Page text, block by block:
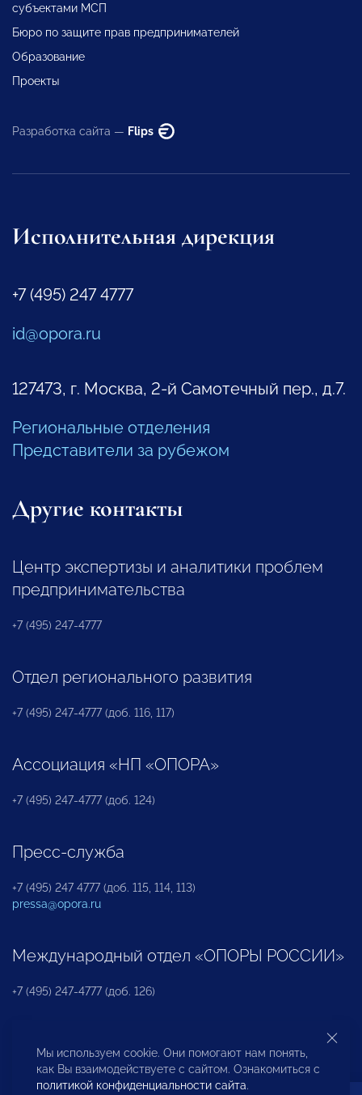
субъектами МСП
Бюро по защите прав предпринимателей
Образование
Проекты
Разработка сайта — Flips
Исполнительная дирекция
+7 (495) 247 4777
id@opora.ru
127473, г. Москва, 2-й Самотечный пер., д.7.
Региональные отделения
Представители за рубежом
Другие контакты
Центр экспертизы и аналитики проблем
предпринимательства
+7 (495) 247-4777
Отдел регионального развития
+7 (495) 247-4777 (доб. 116, 117)
Ассоциация «НП «ОПОРА»
+7 (495) 247-4777 (доб. 124)
Пресс-служба
+7 (495) 247 4777 (доб. 115, 114, 113)
pressa@opora.ru
Международный отдел «ОПОРЫ РОССИИ»
+7 (495) 247-4777 (доб. 126)
Бюро по защите прав предпринимателей и
инвесторов
Мы используем cookie. Они помогают нам понять,
как Вы взаимодействуете с сайтом. Ознакомиться с
политикой конфиденциальности сайта.